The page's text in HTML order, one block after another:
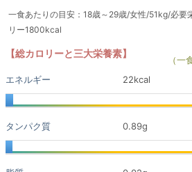
一食あたりの目安：18歳～29歳/女性/51kg/必要
リー1800kcal
【総カロリーと三大栄養素】
（一
エネルギー
22kcal
タンパク質 0.89g